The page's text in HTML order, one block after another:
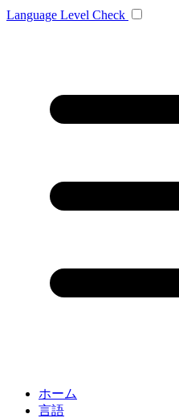
Language Level Check
ホーム
言語